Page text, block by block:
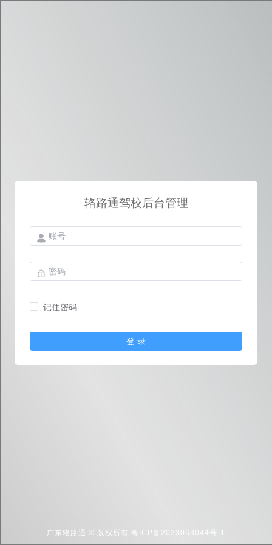
辂路通驾校后台管理
记住密码
登 录
广东辂路通 © 版权所有 粤ICP备2023063044号-1